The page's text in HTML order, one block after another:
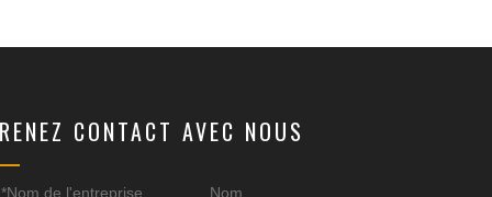
CONTACT AVEC NOUS